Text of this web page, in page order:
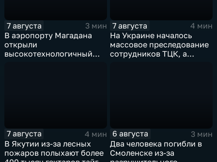
7 августа
3 мин
В аэропорту Магадана
открыли
высокотехнологичный
7 августа
4 мин
На Украине началось
массовое преследование
сотрудников ТЦК, а
7 августа
4 мин
В Якутии из-за лесных
пожаров полыхают более
6 августа
3 мин
Два человека погибли в
Смоленске из-за